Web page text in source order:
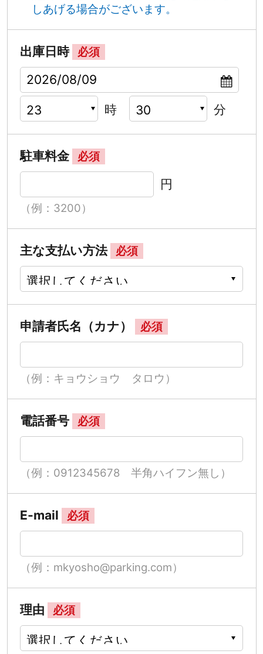
しあげる場合がございます。
出庫日時 必須
時 分
駐車料金 必須
円
（例：3200）
主な支払い方法 必須
申請者氏名（カナ） 必須
（例：キョウショウ タロウ）
電話番号 必須
（例：0912345678 半角ハイフン無し）
E-mail 必須
（例：mkyosho@parking.com）
理由 必須